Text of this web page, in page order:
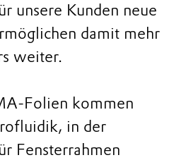
unsere Kunden neue
damit mehr
weiter.
Folien kommen
in der
Fensterrahmen